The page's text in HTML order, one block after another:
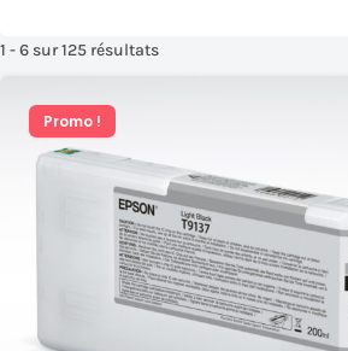
1 - 6 sur 125 résultats
Promo !